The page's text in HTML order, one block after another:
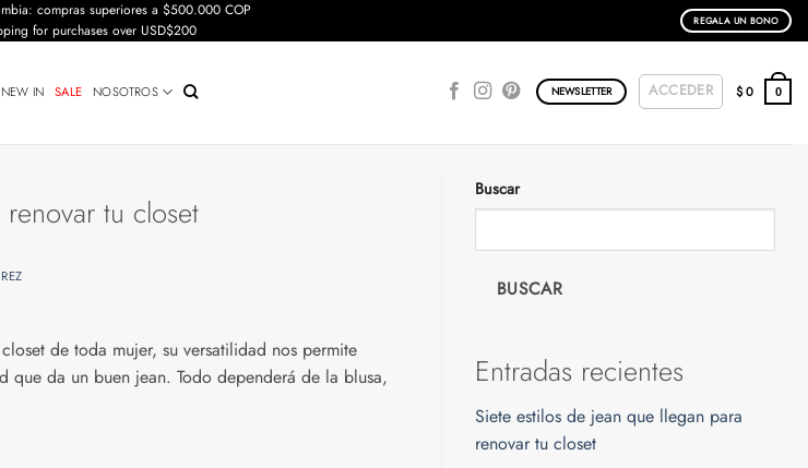
compras superiores a $500.000 COP
for purchases over USD$200
REGALA UN BONO
NEW IN SALE NOSOTROS NEWSLETTER ACCEDER $0 0
tu closet
de toda mujer, su versatilidad nos permite
da un buen jean. Todo dependerá de la blusa,
Buscar
BUSCAR
Entradas recientes
Siete estilos de jean que llegan para
renovar tu closet